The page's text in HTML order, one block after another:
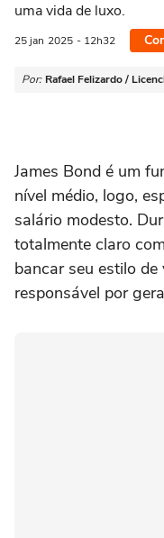
uma vida de luxo.
25 jan 2025 - 12h32
Por: Rafael Felizardo /
James Bond é um
nível médio, logo,
salário modesto.
totalmente claro
bancar seu estilo
responsável por